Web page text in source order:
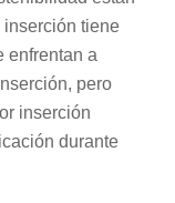
inserción tiene
enfrentan a
pero
inserción
durante